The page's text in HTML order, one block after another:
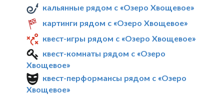
кальянные рядом с «Озеро Хвощевое»
картинги рядом с «Озеро Хвощевое»
квест-игры рядом с «Озеро Хвощевое»
квест-комнаты рядом с «Озеро
Хвощевое»
квест-перформансы рядом с «Озеро
Хвощевое»